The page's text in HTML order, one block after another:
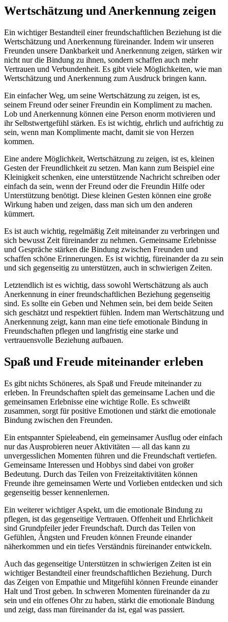
Wertschätzung und Anerkennung zeigen
Ein wichtiger Bestandteil einer freundschaftlichen Beziehung ist die
Wertschätzung und Anerkennung füreinander. Indem wir unseren
Freunden unsere Dankbarkeit und Anerkennung zeigen, stärken wir
nicht nur die Bindung zu ihnen, sondern schaffen auch mehr
Vertrauen und Verbundenheit. Es gibt viele Möglichkeiten, wie man
Wertschätzung und Anerkennung zum Ausdruck bringen kann.
Ein einfacher Weg, um seine Wertschätzung zu zeigen, ist es,
seinem Freund oder seiner Freundin ein Kompliment zu machen.
Lob und Anerkennung können eine Person enorm motivieren und
ihr Selbstwertgefühl stärken. Es ist wichtig, ehrlich und aufrichtig zu
sein, wenn man Komplimente macht, damit sie von Herzen
kommen.
Eine andere Möglichkeit, Wertschätzung zu zeigen, ist es, kleinen
Gesten der Freundlichkeit zu setzen. Man kann zum Beispiel eine
Kleinigkeit schenken, eine unterstützende Nachricht schreiben oder
einfach da sein, wenn der Freund oder die Freundin Hilfe oder
Unterstützung benötigt. Diese kleinen Gesten können eine große
Wirkung haben und zeigen, dass man sich um den anderen
kümmert.
Es ist auch wichtig, regelmäßig Zeit miteinander zu verbringen und
sich bewusst Zeit füreinander zu nehmen. Gemeinsame Erlebnisse
und Gespräche stärken die Bindung zwischen Freunden und
schaffen schöne Erinnerungen. Es ist wichtig, füreinander da zu sein
und sich gegenseitig zu unterstützen, auch in schwierigen Zeiten.
Letztendlich ist es wichtig, dass sowohl Wertschätzung als auch
Anerkennung in einer freundschaftlichen Beziehung gegenseitig
sind. Es sollte ein Geben und Nehmen sein, bei dem beide Seiten
sich geschätzt und respektiert fühlen. Indem man Wertschätzung und
Anerkennung zeigt, kann man eine tiefe emotionale Bindung in
Freundschaften pflegen und langfristig eine starke und
vertrauensvolle Beziehung aufbauen.
Spaß und Freude miteinander erleben
Es gibt nichts Schöneres, als Spaß und Freude miteinander zu
erleben. In Freundschaften spielt das gemeinsame Lachen und die
gemeinsamen Erlebnisse eine wichtige Rolle. Es schweißt
zusammen, sorgt für positive Emotionen und stärkt die emotionale
Bindung zwischen den Freunden.
Ein entspannter Spieleabend, ein gemeinsamer Ausflug oder einfach
nur das Ausprobieren neuer Aktivitäten — all das kann zu
unvergesslichen Momenten führen und die Freundschaft vertiefen.
Gemeinsame Interessen und Hobbys sind dabei von großer
Bedeutung. Durch das Teilen von Freizeitaktivitäten können
Freunde ihre gemeinsamen Werte und Vorlieben entdecken und sich
gegenseitig besser kennenlernen.
Ein weiterer wichtiger Aspekt, um die emotionale Bindung zu
pflegen, ist das gegenseitige Vertrauen. Offenheit und Ehrlichkeit
sind Grundpfeiler jeder Freundschaft. Durch das Teilen von
Gefühlen, Ängsten und Freuden können Freunde einander
näherkommen und ein tiefes Verständnis füreinander entwickeln.
Auch das gegenseitige Unterstützen in schwierigen Zeiten ist ein
wichtiger Bestandteil einer freundschaftlichen Beziehung. Durch
das Zeigen von Empathie und Mitgefühl können Freunde einander
Halt und Trost geben. In schweren Momenten füreinander da zu
sein und ein offenes Ohr zu haben, stärkt die emotionale Bindung
und zeigt, dass man füreinander da ist, egal was passiert.